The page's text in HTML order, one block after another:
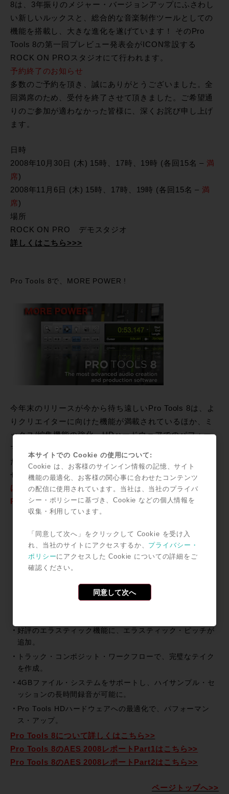
8は、3年振りのメジャー・バージョンアップにふさわし
い新しいルックスと、総合的な音楽制作ツールとしての
機能を搭載し、大きな進化を遂げています！ そのPro
Tools 8の第一回プレビュー発表会がICON常設する
ROCK ON PROスタジオにて行われます。
予約終了のお知らせ
多数のご予約を頂き、誠にありがとうございました。全
回満席のため、受付を終了させて頂きました。ご希望通
りのご参加が適わなかった皆様に、深くお詫び申し上げ
ます。
日時
2008年10月30日 (木) 15時、17時、19時 (各回15名 – 満
席)
2008年11月6日 (木) 15時、17時、19時 (各回15名 – 満
席)
場所
ROCK ON PRO デモスタジオ
詳しくはこちら>>>
Pro Tools 8で、MORE POWER !
今年末のリリースが今から待ち遠しいPro Tools 8は、よ
りクリエイターに向けた機能が満載されているほか、ミ
ックス/編集機能の強化、HDハードウェアでのパフォー
マンス・アップも実現しています。
だからといってリリースまで導入を見送る必要はありま
せん！新規導入＆ソフトウェア・アップグレードの方に
はフリー・アップグレード・パスが付属しています！
Pro Tools 8トピック
自由度向上や、インサート数の倍増。
新しいエフェクト/インストゥルメント・プラグインの充
実。
ル・エクスポートをサポート。
好評のエラスティック機能に、エラスティック・ピッチが
追加。
トラック・コンポジット・ワークフローで、完璧なテイク
を作成。
4GBファイル・システムをサポートし、ハイサンプル・セ
ッションの長時間録音が可能に。
Pro Tools HDハードウェアへの最適化で、パフォーマン
ス・アップ。
Pro Tools 8について詳しくはこちら>>
Pro Tools 8のAES 2008レポートPart1はこちら>>
Pro Tools 8のAES 2008レポートPart2はこちら>>
ページトップへ>>
本サイトでの Cookie の使用について:
Cookie は、お客様のサインイン情報の記憶、サイト
機能の最適化、お客様の関心事に合わせたコンテンツ
の配信に使用されています。当社は、当社のプライバ
シー・ポリシーに基づき、Cookie などの個人情報を
収集・利用しています。
「同意して次へ」をクリックして Cookie を受け入
れ、当社のサイトにアクセスするか、 プライバシー・
ポリシーにアクセスした Cookie についての詳細をご
確認ください。
同意して次へ